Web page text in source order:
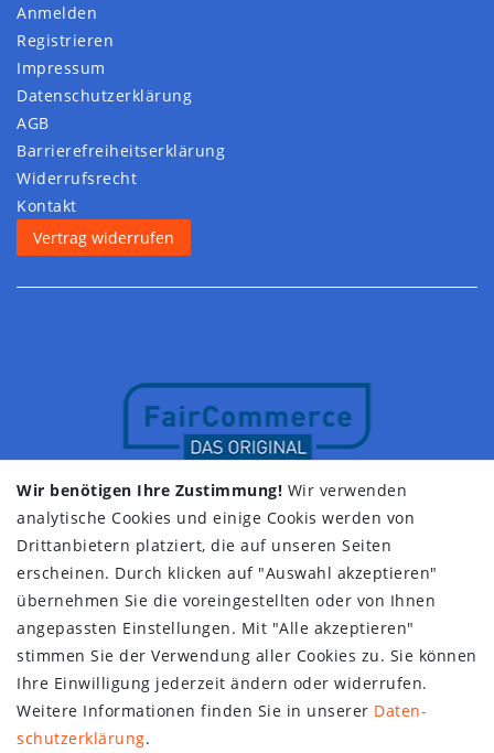
Anmelden
Registrieren
Impressum
Daten­schutz­erklärung
AGB
Barrierefreiheitserklärung
Widerrufs­recht
Kontakt
Vertrag widerrufen
Wir benötigen Ihre Zustimmung! Wir verwenden
analytische Cookies und einige Cookis werden von
Drittanbietern platziert, die auf unseren Seiten
erscheinen. Durch klicken auf "Auswahl akzeptieren"
übernehmen Sie die voreingestellten oder von Ihnen
angepassten Einstellungen. Mit "Alle akzeptieren"
stimmen Sie der Verwendung aller Cookies zu. Sie können
Ihre Einwilligung jederzeit ändern oder widerrufen.
Weitere Informationen finden Sie in unserer Daten­
schutz­erklärung.